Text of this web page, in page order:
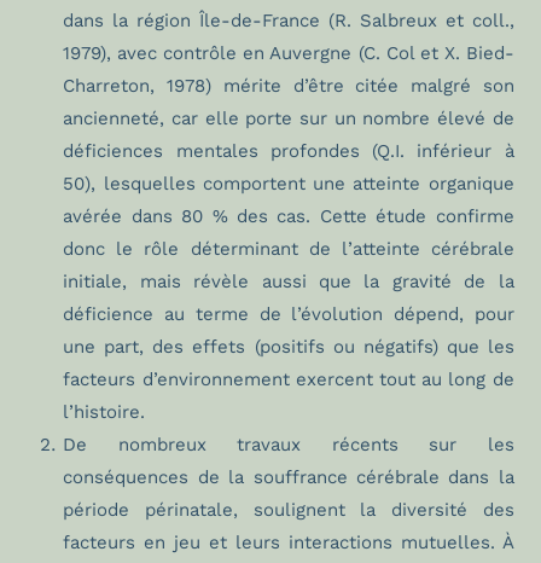
dans la région Île-de-France (R. Salbreux et coll.,
1979), avec contrôle en Auvergne (C. Col et X. Bied-
Charreton, 1978) mérite d’être citée malgré son
ancienneté, car elle porte sur un nombre élevé de
déficiences mentales profondes (Q.I. inférieur à
50), lesquelles comportent une atteinte organique
avérée dans 80 % des cas. Cette étude confirme
donc le rôle déterminant de l’atteinte cérébrale
initiale, mais révèle aussi que la gravité de la
déficience au terme de l’évolution dépend, pour
une part, des effets (positifs ou négatifs) que les
facteurs d’environnement exercent tout au long de
l’histoire.
De nombreux travaux récents sur les
conséquences de la souffrance cérébrale dans la
période périnatale, soulignent la diversité des
facteurs en jeu et leurs interactions mutuelles. À